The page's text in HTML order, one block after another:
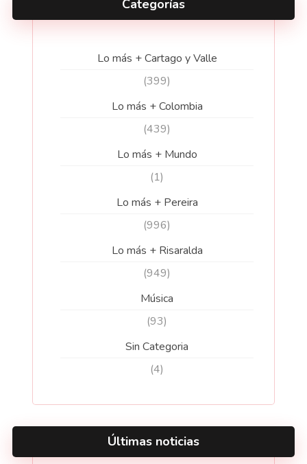
Categorías
Lo más + Cartago y Valle
(399)
Lo más + Colombia
(439)
Lo más + Mundo
(1)
Lo más + Pereira
(996)
Lo más + Risaralda
(949)
Música
(93)
Sin Categoria
(4)
Últimas noticias